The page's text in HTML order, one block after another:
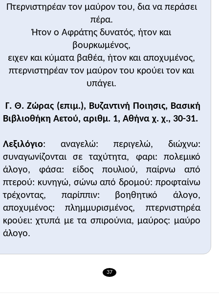
Πτερνιστηρέαν τον μαύρον του, δια να περάσει
πέρα.
Ήτον ο Αφράτης δυνατός, ήτον και
βουρκωμένος,
ειχεν και κύματα βαθέα, ήτον και αποχυμένος,
πτερνιστηρέαν τον μαύρον του κρούει τον και
υπάγει.
Γ. Θ. Ζώρας (επιμ.), Βυζαντινή Ποιησις, Βασική
Βιβλιοθήκη Αετού, αριθμ. 1, Αθήνα χ. χ., 30-31.
Λεξιλόγιο: αναγελώ: περιγελώ, διώχνω:
συναγωνίζονται σε ταχύτητα, φαρι: πολεμικό
άλογο, φάσα: είδος πουλιού, παίρνω από
πτερού: κυνηγώ, σώνω από δρομού: προφταίνω
τρέχοντας, παρίππιν: βοηθητικό άλογο,
αποχυμένος: πλημμυρισμένος, πτερνιστηρέα
κρούει: χτυπά με τα σπιρούνια, μαύρος: μαύρο
άλογο.
37